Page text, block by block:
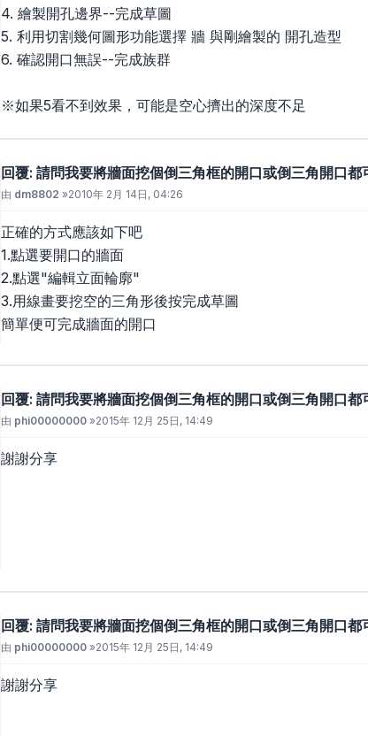
4. 繪製開孔邊界--完成草圖
5. 利用切割幾何圖形功能選擇 牆 與剛繪製的 開孔造型
6. 確認開口無誤--完成族群
※如果5看不到效果，可能是空心擠出的深度不足
回覆: 請問我要將牆面挖個倒三角框的開口或倒三角開口
文章
由 dm8802 »2010年 2月 14日, 04:26
正確的方式應該如下吧
1.點選要開口的牆面
2.點選"編輯立面輪廓"
3.用線畫要挖空的三角形後按完成草圖
簡單便可完成牆面的開口
回覆: 請問我要將牆面挖個倒三角框的開口或倒三角開口
文章
由 phi00000000 »2015年 12月 25日, 14:49
謝謝分享
回覆: 請問我要將牆面挖個倒三角框的開口或倒三角開口
文章
由 phi00000000 »2015年 12月 25日, 14:49
謝謝分享